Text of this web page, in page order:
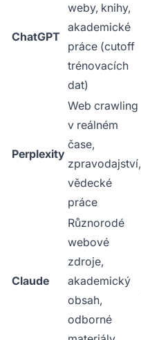
ChatGPT
weby, knihy,
akademické
práce (cutoff
trénovacích
dat)
Perplexity
Web crawling
v reálném
čase,
zpravodajství,
vědecké
práce
Claude
Různorodé
webové
zdroje,
akademický
obsah,
odborné